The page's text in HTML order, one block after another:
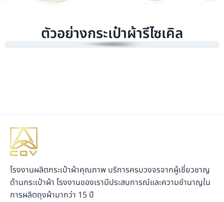
ตัวอย่างกระเป๋าผ้ารีไซเคิล
โรงงานผลิตกระเป๋าผ้าคุณภาพ บริการครบวงจรจากผู้เชี่ยวชาญ
ด้านกระเป๋าผ้า โรงงานของเรามีประสบการณ์และความชำนาญใน
การผลิตถุงผ้ามากว่า 15 ปี